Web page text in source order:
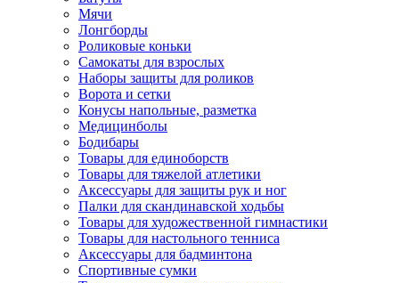
Мячи
Лонгборды
Роликовые коньки
Самокаты для взрослых
Наборы защиты для роликов
Ворота и сетки
Конусы напольные, разметка
Медицинболы
Бодибары
Товары для единоборств
Товары для тяжелой атлетики
Аксессуары для защиты рук и ног
Палки для скандинавской ходьбы
Товары для художественной гимнастики
Товары для настольного тенниса
Аксессуары для бадминтона
Спортивные сумки